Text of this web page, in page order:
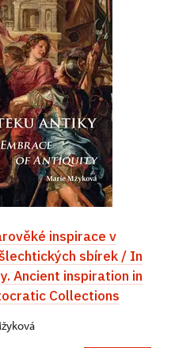
inspirace v
sbírek / In
Ancient inspiration in
Collections